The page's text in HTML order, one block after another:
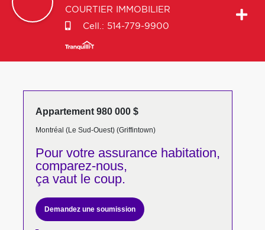
COURTIER IMMOBILIER
Cell.: 514-779-9900
Appartement 980 000 $
Montréal (Le Sud-Ouest) (Griffintown)
Pour votreassurance habitation,
comparez-nous,
ça vaut le coup.
Demandez une soumission